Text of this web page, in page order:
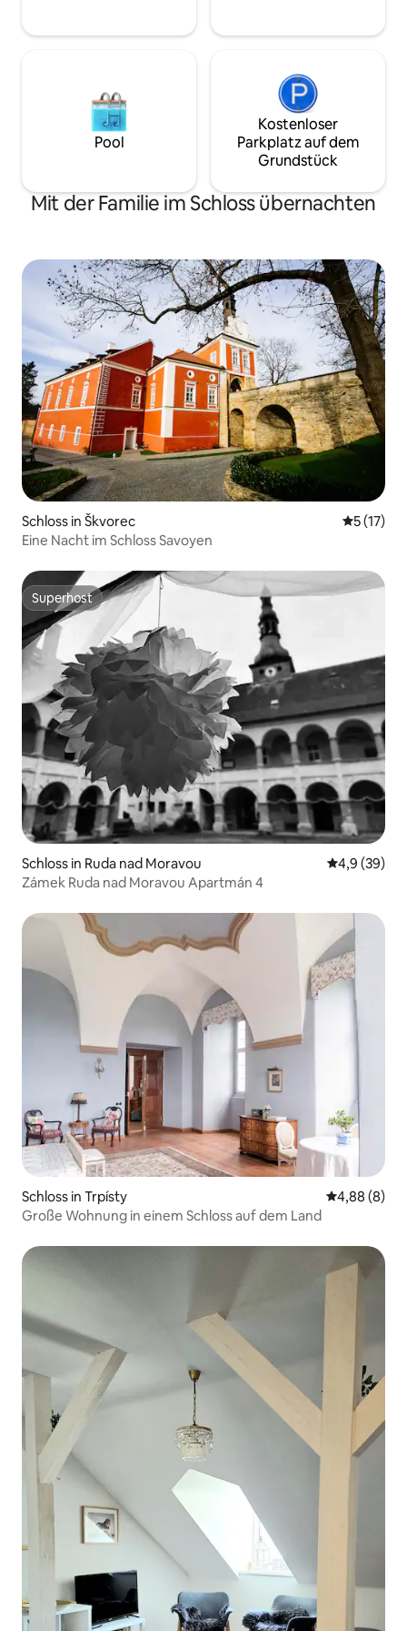
von Bouzov ist es in der Nähe...
Pool
Kostenloser
Parkplatz auf dem
Grundstück
Mit der Familie im Schloss übernachten
Schloss in Škvorec
5 (17)
Eine Nacht im Schloss Savoyen
Superhost
Superhost
Schloss in Ruda nad Moravou
4,9 (39)
Zámek Ruda nad Moravou Apartmán 4
Schloss in Trpísty
4,88 (8)
Große Wohnung in einem Schloss auf dem Land